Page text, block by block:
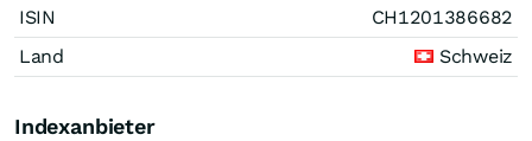
ISIN
CH1201386682
Land
Schweiz
Indexanbieter